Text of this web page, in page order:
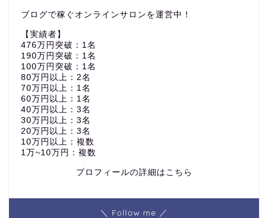
ブログで稼ぐオンラインサロンを運営中！
【実績者】
476万円突破：1名
190万円突破：1名
100万円突破：1名
80万円以上：2名
70万円以上：1名
60万円以上：1名
40万円以上：3名
30万円以上：3名
20万円以上：3名
10万円以上：複数
1万~10万円：複数
プロフィールの詳細はこちら
＼ Follow me ／